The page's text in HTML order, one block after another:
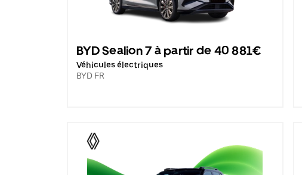
BYD Sealion 7 à partir de 40 881€
Véhicules électriques
BYD FR